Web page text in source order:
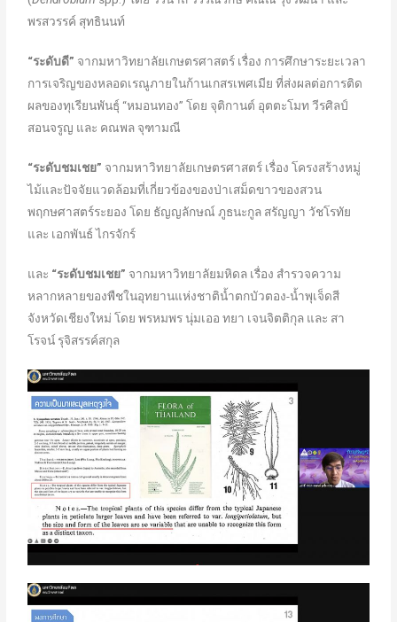
พรสวรรค์ สุทธินนท์
“ระดับดี” จากมหาวิทยาลัยเกษตรศาสตร์ เรื่อง การศึกษาระยะเวลา
การเจริญของหลอดเรณูภายในก้านเกสรเพศเมีย ที่ส่งผลต่อการติด
ผลของทุเรียนพันธุ์ “หมอนทอง” โดย จุติกานต์ อุตตะโมท วีรศิลป์
สอนจรูญ และ คณพล จุฑามณี
“ระดับชมเชย” จากมหาวิทยาลัยเกษตรศาสตร์ เรื่อง โครงสร้างหมู่
ไม้และปัจจัยแวดล้อมที่เกี่ยวข้องของป่าเสม็ดขาวของสวน
พฤกษศาสตร์ระยอง โดย ธัญญลักษณ์ ภูธนะกูล สรัญญา วัชโรทัย
และ เอกพันธ์ ไกรจักร์
และ “ระดับชมเชย” จากมหาวิทยาลัยมหิดล เรื่อง สำรวจความ
หลากหลายของพืชในอุทยานแห่งชาติน้ำตกบัวตอง-น้ำพุเจ็ดสี
จังหวัดเชียงใหม่ โดย พรหมพร นุ่มเออ ทยา เจนจิตติกุล และ สา
โรจน์ รุจิสรรค์สกุล